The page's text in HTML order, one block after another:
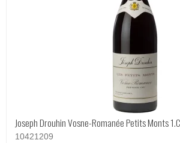
Joseph Drouhin Vosne-Romanée Petits Monts
10421209